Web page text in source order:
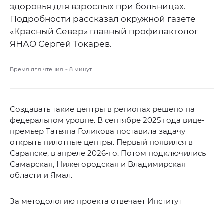
здоровья для взрослых при больницах.
Подробности рассказал окружной газете
«Красный Север» главный профилактолог
ЯНАО Сергей Токарев.
Время для чтения ~ 8 минут
Создавать такие центры в регионах решено на
федеральном уровне. В сентябре 2025 года вице-
премьер Татьяна Голикова поставила задачу
открыть пилотные центры. Первый появился в
Саранске, в апреле 2026-го. Потом подключились
Самарская, Нижегородская и Владимирская
области и Ямал.
За методологию проекта отвечает Институт